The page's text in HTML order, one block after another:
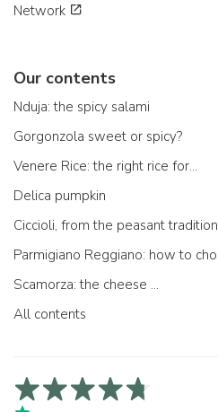
Network
Our contents
Nduja: the spicy salami
Gorgonzola sweet or spicy?
Venere Rice: the right rice for...
Delica pumpkin
Ciccioli, from the peasant tradition
Scamorza: the cheese ...
All contents